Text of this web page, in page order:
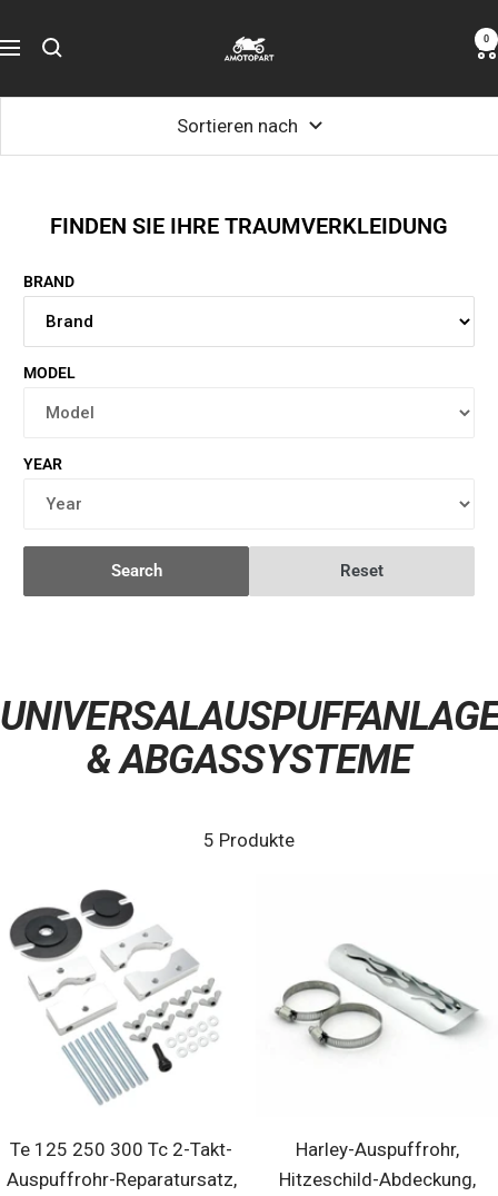
Inhalt
Navigation
Amotopart 0
Sortieren nach
FINDEN SIE IHRE TRAUMVERKLEIDUNG
BRAND
MODEL
YEAR
Search Reset
& ABGASSYSTEME
5 Produkte
Te 125 250 300 Tc 2-Takt-
Auspuffrohr-Reparatursatz,
Harley-Auspuffrohr,
Hitzeschild-Abdeckung,